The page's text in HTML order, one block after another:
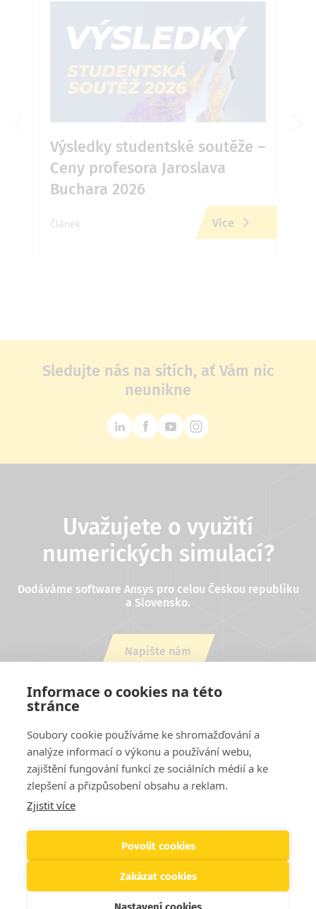
Informace o cookies na této
stránce
Soubory cookie používáme ke shromažďování a
analýze informací o výkonu a používání webu,
zajištění fungování funkcí ze sociálních médií a ke
zlepšení a přizpůsobení obsahu a reklam.
Zjistit více
Povolit cookies
Zakázat cookies
Výsledky studentské soutěže –
Ceny profesora Jaroslava
Buchara 2026
Článek Více
Sledujte nás na sítích, ať Vám nic
neunikne
Uvažujete o využití
numerických simulací?
Dodáváme software Ansys pro celou Českou republiku
a Slovensko.
Napište nám
nebo zavolejte +420 543 254 554
Patička
Projekty EUCookiesPodmínky užití stránekKontakty
Helpdesk
© 2026 SVS FEM s.r.o. Všechna práva vyhrazena